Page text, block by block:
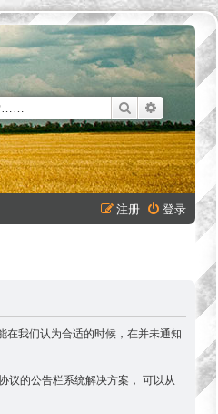
搜索
登录
注册
在我们认为合适的时候，在并未通知
议的公告栏系统解决方案， 可以从